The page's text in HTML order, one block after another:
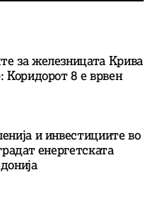
за железницата Крива
8 е врвен
и инвестициите во
енергетската